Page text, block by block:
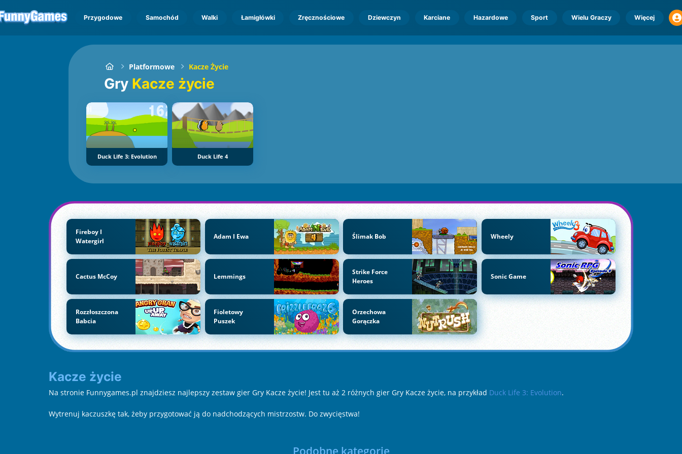
Przygodowe Samochód Walki Łamigłówki Zręcznościowe Dziewczyn Karciane Hazardowe Sport Wielu Graczy Więcej
Platformowe Kacze Życie
Gry Kacze życie
Duck Life 3: Evolution Duck Life 4
Fireboy I
Watergirl
Adam I Ewa Ślimak Bob Wheely
Cactus McCoy Lemmings
Strike Force
Heroes
Sonic Game
Rozzłoszczona
Babcia
Fioletowy
Puszek
Orzechowa
Gorączka
Kacze życie
Na stronie Funnygames.pl znajdziesz najlepszy zestaw gier Gry Kacze życie! Jest tu aż 2 różnych gier Gry Kacze życie, na przykład Duck Life 3: Evolution.
Wytrenuj kaczuszkę tak, żeby przygotować ją do nadchodzących mistrzostw. Do zwycięstwa!
Podobne kategorie